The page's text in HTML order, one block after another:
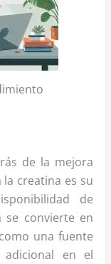
de la mejora
creatina es su
de
se convierte en
una fuente
adicional en el